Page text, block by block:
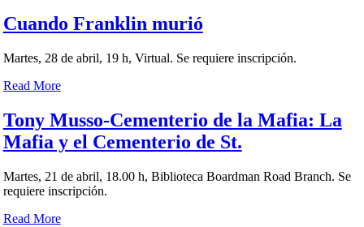
Cuando Franklin murió
Martes, 28 de abril, 19 h, Virtual. Se requiere inscripción.
Read More
Tony Musso-Cementerio de la Mafia: La
Mafia y el Cementerio de St.
Martes, 21 de abril, 18.00 h, Biblioteca Boardman Road Branch. Se
requiere inscripción.
Read More